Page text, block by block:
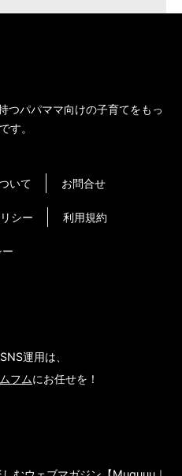
つパパママ向けの子育てをもっ
す。
いて お問合せ
シー 利用規約
運用は、
フムにお任せを！